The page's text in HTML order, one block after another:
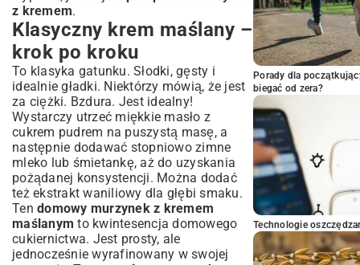
z kremem.
Klasyczny krem maślany –
krok po kroku
To klasyka gatunku. Słodki, gęsty i
idealnie gładki. Niektórzy mówią, że jest
za ciężki. Bzdura. Jest idealny!
Wystarczy utrzeć miękkie masło z
cukrem pudrem na puszystą masę, a
następnie dodawać stopniowo zimne
mleko lub śmietankę, aż do uzyskania
pożądanej konsystencji. Można dodać
też ekstrakt waniliowy dla głębi smaku.
Ten domowy murzynek z kremem
maślanym to kwintesencja domowego
cukiernictwa. Jest prosty, ale
jednocześnie wyrafinowany w swojej
Porady dla
biegać od zera?
Technologie